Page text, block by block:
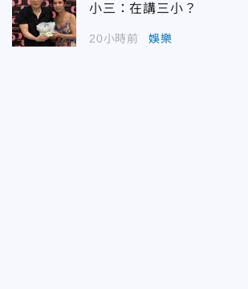
小三：在講三小？
20小時前 娛樂